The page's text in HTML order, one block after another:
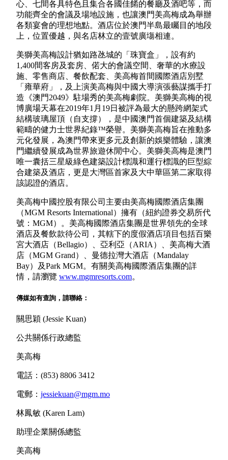
心、七間各具特色且集合各國佳餚的餐廳及酒吧等，而
功能齊全的會議及場地設施，也讓澳門美高梅成為舉辦
各類宴會的理想地點。酒店位於澳門半島最矚目的地段
上，位置優越，與名店林立的壹號廣塲相連。
美獅美高梅設計猶如路氹城的「珠寶盒」，設有約
1,400間客房及套房、偌大的會議空間、奢華的水療設
施、零售商店、餐飲配套、美高梅首間國際酒店別墅
「雍華府」，及上演美高梅與中國大導演張藝謀攜手打
造《澳門2049》駐場秀的美高梅劇院。美獅美高梅的視
博廣場天幕在2019年1月19日被評為最大的懸跨網架式
結構玻璃屋頂（自支撐），是中國澳門首個建築及結構
範疇的健力士世界紀錄™榮譽。美獅美高梅旨在推動多
元化發展，為澳門帶來更多元及創新的娛樂體驗，讓澳
門繼續發展成為世界旅遊休閒中心。美獅美高梅是澳門
唯一囊括三星級綠色建築設計標識和運行標識的巨型綜
合建築及酒店，更是大灣區首家及大中華區第二家取得
該認證的酒店。
美高梅中國控股有限公司主要由美高梅國際酒店集團
（MGM Resorts International）擁有（紐約證券交易所代
號：MGM）。美高梅國際酒店集團是世界領先的全球
酒店及餐飲款待公司，其轄下的度假酒店項目包括百樂
宮大酒店（Bellagio）、亞利亞（ARIA）、美高梅大酒
店（MGM Grand）、曼德拉灣大酒店（Mandalay
Bay）及Park MGM。有關美高梅國際酒店集團的詳
情，請瀏覽 www.mgmresorts.com。
傳媒如有查詢，請聯絡：
關思穎 (Jessie Kuan)
公共關係行政總監
美高梅
電話：(853) 8806 3412
電郵： jessiekuan@mgm.mo
林鳳敏 (Karen Lam)
助理企業關係總監
美高梅